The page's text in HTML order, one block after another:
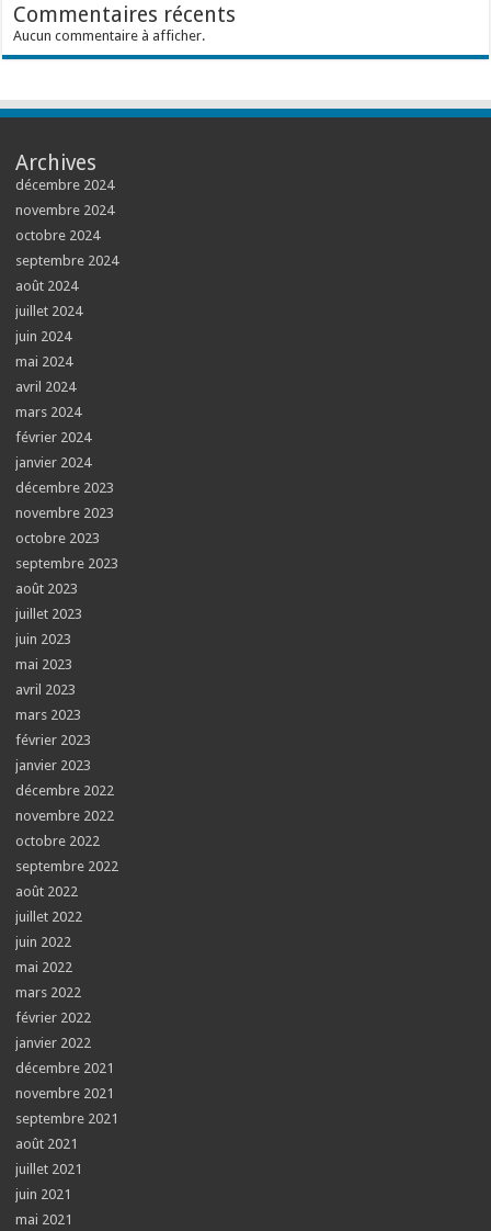
Commentaires récents
Aucun commentaire à afficher.
Archives
décembre 2024
novembre 2024
octobre 2024
septembre 2024
août 2024
juillet 2024
juin 2024
mai 2024
avril 2024
mars 2024
février 2024
janvier 2024
décembre 2023
novembre 2023
octobre 2023
septembre 2023
août 2023
juillet 2023
juin 2023
mai 2023
avril 2023
mars 2023
février 2023
janvier 2023
décembre 2022
novembre 2022
octobre 2022
septembre 2022
août 2022
juillet 2022
juin 2022
mai 2022
mars 2022
février 2022
janvier 2022
décembre 2021
novembre 2021
septembre 2021
août 2021
juillet 2021
juin 2021
mai 2021